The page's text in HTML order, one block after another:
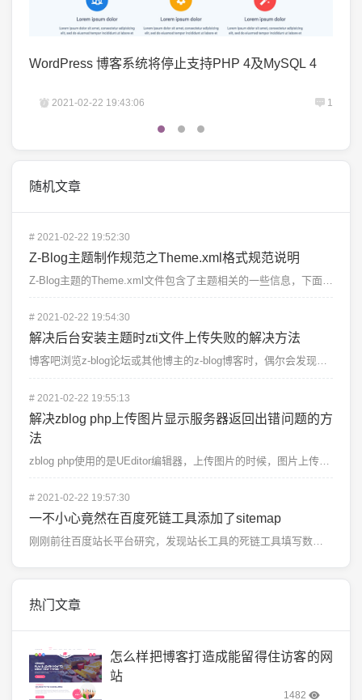
WordPress 博客系统将停止支持PHP 4及MySQL 4
2021-02-22 19:43:06 1
随机文章
# 2021-02-22 19:52:30
Z-Blog主题制作规范之Theme.xml格式规范说明
Z-Blog主题的Theme.xml文件包含了主题相关的一些信息，下面就Theme.xm...
# 2021-02-22 19:54:30
解决后台安装主题时zti文件上传失败的解决方法
博客吧浏览z-blog论坛或其他博主的z-blog博客时，偶尔会发现有博主表示z-blo...
# 2021-02-22 19:55:13
解决zblog php上传图片显示服务器返回出错问题的方
法
zblog php使用的是UEditor编辑器，上传图片的时候，图片上传成功但是不能插入...
# 2021-02-22 19:57:30
一不小心竟然在百度死链工具添加了sitemap
刚刚前往百度站长平台研究，发现站长工具的死链工具填写数据的示例是“sitemap.txt...
热门文章
怎么样把博客打造成能留得住访客的网
站
1482